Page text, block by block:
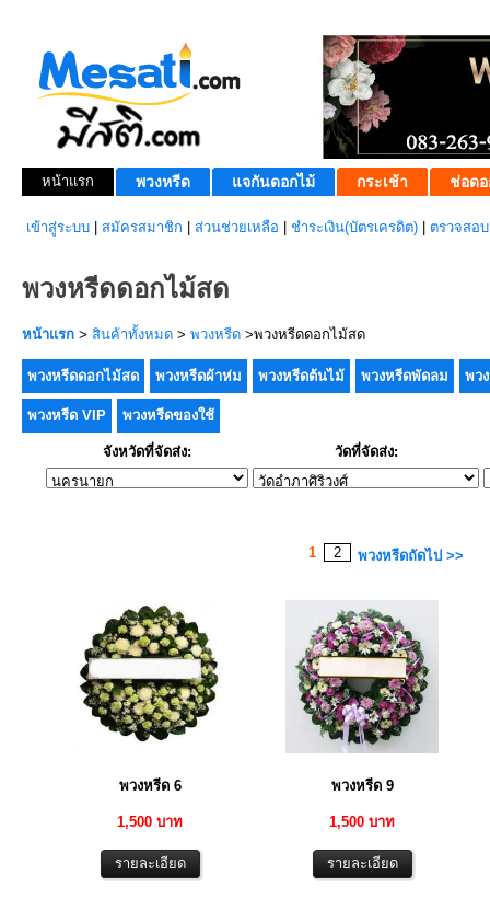
หน้าแรก พวงหรีด แจกันดอกไม้ กระเช้า ช่อดอ
เข้าสู่ระบบ สมัครสมาชิก ส่วนช่วยเหลือ ชำระเงิน(บัตรเครดิต) ตรวจสอ
พวงหรีดดอกไม้สด
หน้าแรก > สินค้าทั้งหมด > พวงหรีด >พวงหรีดดอกไม้สด
พวงหรีดดอกไม้สด พวงหรีดผ้าห่ม พวงหรีดต้นไม้ พวงหรีดพัดลม พว
พวงหรีด VIP พวงหรีดของใช้
จังหวัดที่จัดส่ง: วัดที่จัดส่ง:
1 2 พวงหรีดถัดไป >>
พวงหรีด 6
1,500 บาท
พวงหรีด 9
1,500 บาท